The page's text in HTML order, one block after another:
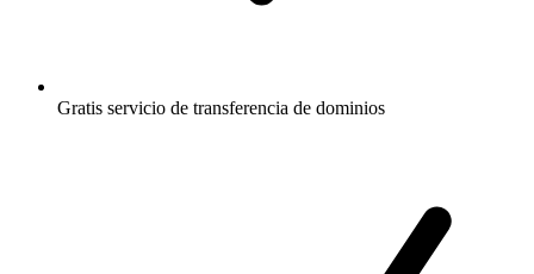
Gratis servicio de transferencia de dominios